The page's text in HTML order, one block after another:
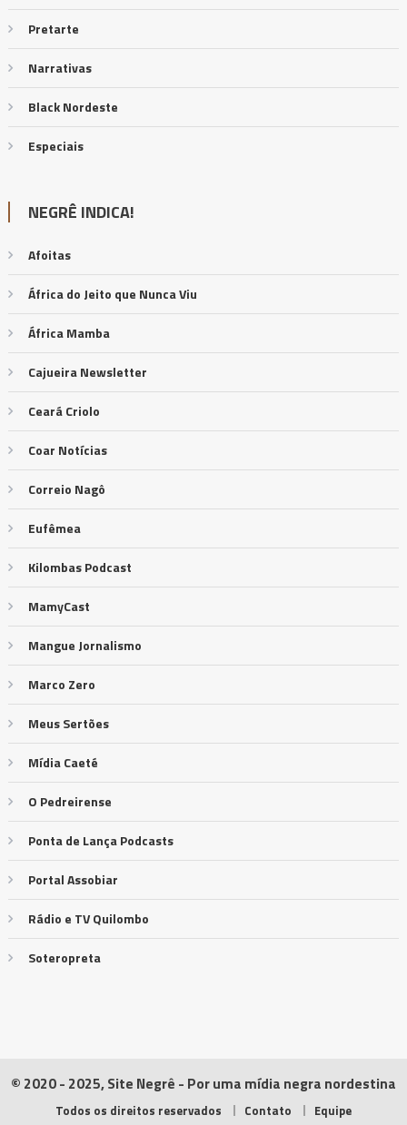
Pretarte
Narrativas
Black Nordeste
Especiais
NEGRÊ INDICA!
Afoitas
África do Jeito que Nunca Viu
África Mamba
Cajueira Newsletter
Ceará Criolo
Coar Notícias
Correio Nagô
Eufêmea
Kilombas Podcast
MamyCast
Mangue Jornalismo
Marco Zero
Meus Sertões
Mídia Caeté
O Pedreirense
Ponta de Lança Podcasts
Portal Assobiar
Rádio e TV Quilombo
Soteropreta
© 2020 - 2025, Site Negrê - Por uma mídia negra nordestina
Todos os direitos reservados Contato Equipe